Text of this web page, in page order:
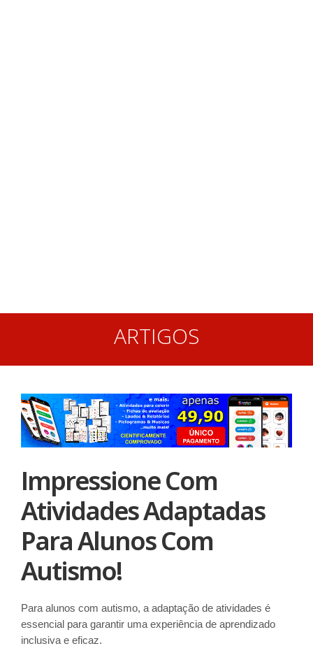
ARTIGOS
Impressione Com
Atividades Adaptadas
Para Alunos Com
Autismo!
Para alunos com autismo, a adaptação de atividades é
essencial para garantir uma experiência de aprendizado
inclusiva e eficaz.